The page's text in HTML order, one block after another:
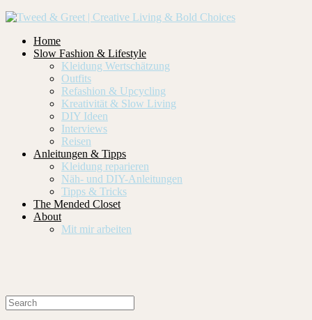
Home
Slow Fashion & Lifestyle
Kleidung Wertschätzung
Outfits
Refashion & Upcycling
Kreativität & Slow Living
DIY Ideen
Interviews
Reisen
Anleitungen & Tipps
Kleidung reparieren
Näh- und DIY-Anleitungen
Tipps & Tricks
The Mended Closet
About
Mit mir arbeiten